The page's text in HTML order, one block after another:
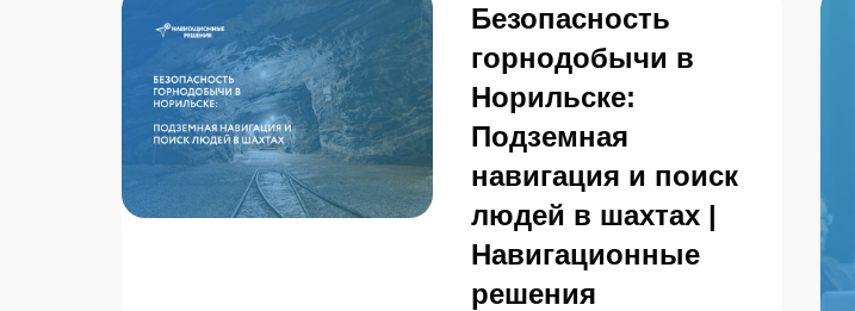
Безопасность
горнодобычи в
Норильске:
Подземная
навигация и поиск
людей в шахтах |
Навигационные
решения